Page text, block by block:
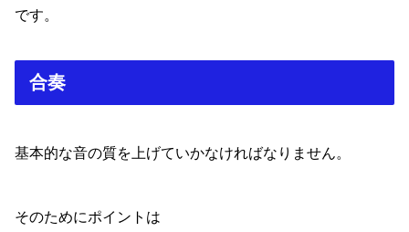
です。
合奏
基本的な音の質を上げていかなければなりません。
そのためにポイントは